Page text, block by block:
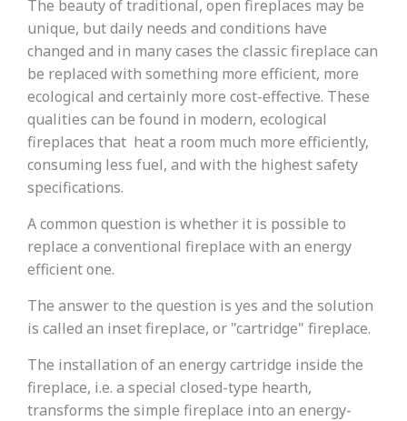
The beauty of traditional, open fireplaces may be
unique, but daily needs and conditions have
changed and in many cases the classic fireplace can
be replaced with something more efficient, more
ecological and certainly more cost-effective. These
qualities can be found in modern, ecological
fireplaces that heat a room much more efficiently,
consuming less fuel, and with the highest safety
specifications.
A common question is whether it is possible to
replace a conventional fireplace with an energy
efficient one.
The answer to the question is yes and the solution
is called an inset fireplace, or "cartridge" fireplace.
The installation of an energy cartridge inside the
fireplace, i.e. a special closed-type hearth,
transforms the simple fireplace into an energy-